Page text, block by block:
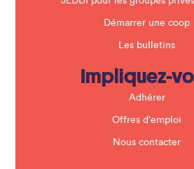
Démarrer une coop
Les bulletins
Impliquez-
Adhérer
Offres d'emploi
Nous contacter